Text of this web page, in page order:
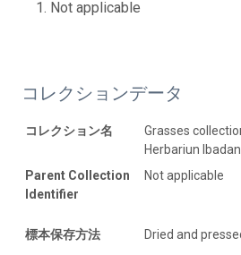
Not applicable
コレクションデータ
コレクション名
Grasses
Herbariun Ibadan
Parent Collection
Identifier
Not applicable
標本保存方法 Dried and